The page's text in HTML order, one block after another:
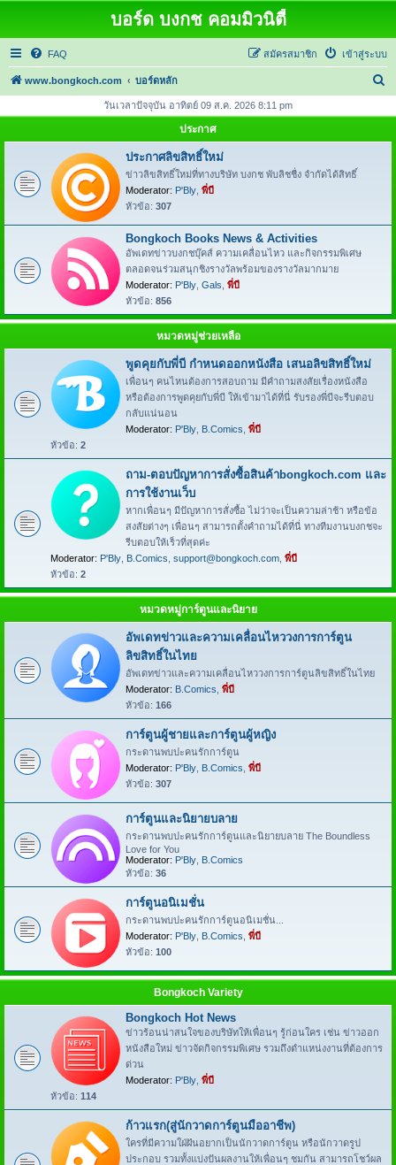
บอร์ด บงกช คอมมิวนิตี้
FAQ เข้าสู่ระบบ
สมัครสมาชิก
www.bongkoch.com บอร์ดหลัก
า
วันเวลาปัจจุบัน อาทิตย์ 09 ส.ค. 2026 8:11 pm
ประกาศ
ประกาศลิขสิทธิ์ใหม่
ข่าวลิขสิทธิ์ใหม่ที่ทางบริษัท บงกช พับลิชชื่ง จำกัดได้สิทธิ์
Moderator: P'Bly พี่บี
หัวข้อ: 307
Bongkoch Books News & Activities
อัพเดทข่าวบงกชบุ๊คส์ ความเคลื่อนไหว และกิจกรรมพิเศษ
ตลอดจนร่วมสนุกชิงรางวัลพร้อมของรางวัลมากมาย
Moderator: P'Bly Gals พี่บี
หัวข้อ: 856
หมวดหมู่ช่วยเหลือ
พูดคุยกับพี่บี กำหนดออกหนังสือ เสนอลิขสิทธิ์ใหม่
เพื่อนๆ คนไหนต้องการสอบถาม มีคำถามสงสัยเรื่องหนังสือ
หรือต้องการพูดคุยกับพี่บี ให้เข้ามาได้ที่นี่ รับรองพี่บีจะรีบตอบ
กลับแน่นอน
Moderator: P'Bly B.Comics พี่บี
หัวข้อ: 2
ถาม-ตอบปัญหาการสั่งซื้อสินค้าbongkoch.com และ
การใช้งานเว็บ
หากเพื่อนๆ มีปัญหาการสั่งซื้อ ไม่ว่าจะเป็นความล่าช้า หรือข้อ
สงสัยต่างๆ เพื่อนๆ สามารถตั้งคำถามได้ที่นี่ ทางทีมงานบงกชจะ
รีบตอบให้เร็วที่สุดค่ะ
Moderator: P'Bly B.Comics support@bongkoch.com พี่บี
หัวข้อ: 2
หมวดหมู่การ์ตูนและนิยาย
อัพเดทข่าวและความเคลื่อนไหววงการการ์ตูน
ลิขสิทธิ์ในไทย
อัพเดทข่าวและความเคลื่อนไหววงการการ์ตูนลิขสิทธิ์ในไทย
Moderator: B.Comics พี่บี
หัวข้อ: 166
การ์ตูนผู้ชายและการ์ตูนผู้หญิง
กระดานพบปะคนรักการ์ตูน
Moderator: P'Bly B.Comics พี่บี
หัวข้อ: 307
การ์ตูนและนิยายบลาย
กระดานพบปะคนรักการ์ตูนและนิยายบลาย The Boundless
Love for You
Moderator: P'Bly B.Comics
หัวข้อ: 36
การ์ตูนอนิเมชั่น
กระดานพบปะคนรักการ์ตูนอนิเมชั่น...
Moderator: P'Bly B.Comics พี่บี
หัวข้อ: 100
Bongkoch Variety
Bongkoch Hot News
ข่าวร้อนน่าสนใจของบริษัทให้เพื่อนๆ รู้ก่อนใคร เช่น ข่าวออก
หนังสือใหม่ ข่าวจัดกิจกรรมพิเศษ รวมถึงตำแหน่งงานที่ต้องการ
ด่วน
Moderator: P'Bly พี่บี
หัวข้อ: 114
ก้าวแรก(สู่นักวาดการ์ตูนมืออาชีพ)
ใครที่มีความใฝ่ฝันอยากเป็นนักวาดการ์ตูน หรือนักวาดรูป
ประกอบ รวมทั้งแบ่งปันผลงานให้เพื่อนๆ ชมกัน สามารถโชว์ผล